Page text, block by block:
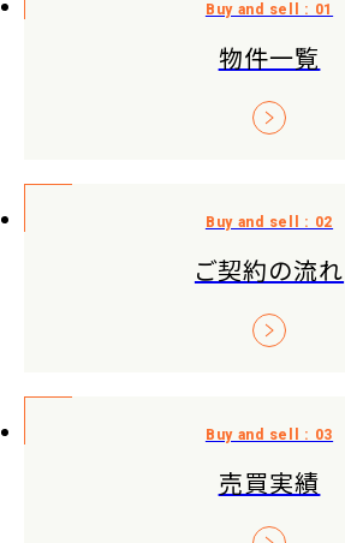
物件一覧
ご契約の流れ
売買実績